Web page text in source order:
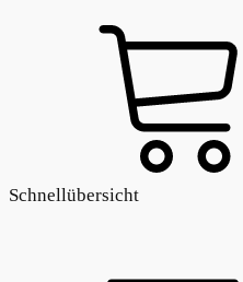
Schnellübersicht